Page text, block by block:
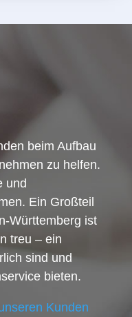
beim Aufbau
zu helfen.
und
Ein Großteil
Württemberg ist
treu – ein
sind und
bieten.
Kunden